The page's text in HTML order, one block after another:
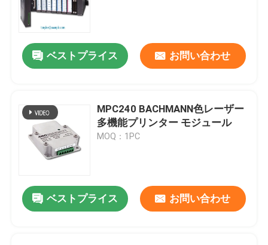
ベストプライス お問い合わせ
MPC240 BACHMANN色レーザー
多機能プリンター モジュール
MOQ：1PC
ベストプライス お問い合わせ